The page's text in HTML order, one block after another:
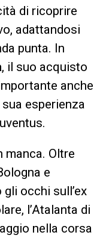
di ricoprire
adattandosi
punta. In
, il suo acquisto
anche
esperienza
manca. Oltre
e
occhi sull’ex
l’Atalanta di
nella corsa